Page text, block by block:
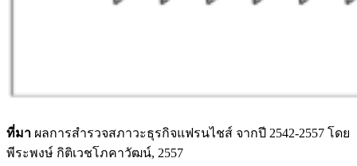
ที่มา ผลการสำรวจสภาวะธุรกิจแฟรนไชส์ จากปี 2542-2557 โดย
พีระพงษ์ กิติเวชโภคาวัฒน์, 2557